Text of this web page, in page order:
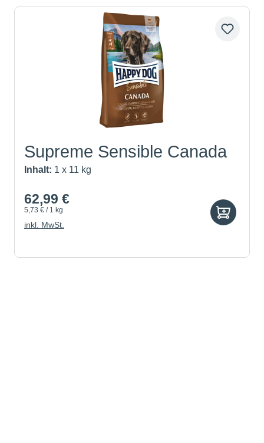
Supreme Sensible Canada
Inhalt: 1 x 11 kg
62,99 €
5,73 € / 1 kg
inkl. MwSt.